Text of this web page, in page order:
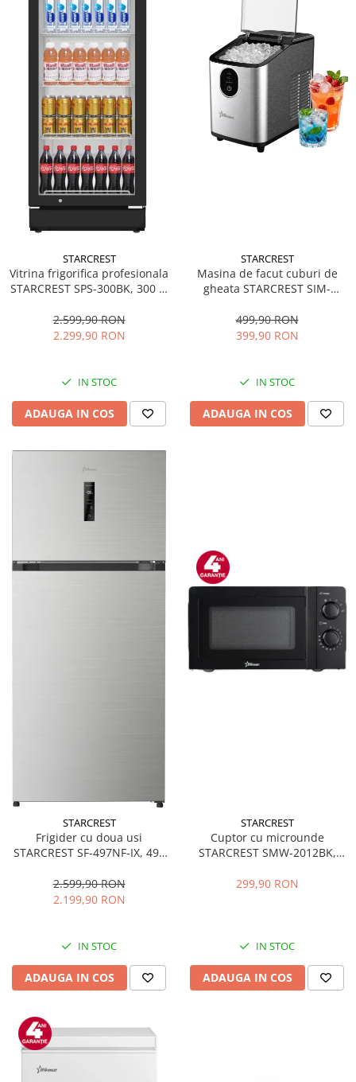
STARCREST
Vitrina frigorifica profesionala
STARCREST SPS-300BK, 300 L,
LED, H 169.5 cm, Negru
2.599,90 RON
2.299,90 RON
IN STOC
ADAUGA IN COS
STARCREST
Masina de facut cuburi de
gheata STARCREST SIM-
12Kg/24h, Cos gheata
detasabil, Rezervor apa 0.8 l,
499,90 RON
399,90 RON
IN STOC
ADAUGA IN COS
STARCREST
Frigider cu doua usi
STARCREST SF-497NF-IX, 497
Inverter, Clasa E, Display,
Functie super racire, Blocare
2.599,90 RON
2.199,90 RON
IN STOC
ADAUGA IN COS
STARCREST
Cuptor cu microunde
STARCREST SMW-2012BK,
mecanic, 6 Trepte de putere,
299,90 RON
IN STOC
ADAUGA IN COS